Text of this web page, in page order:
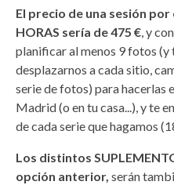
El precio de una sesión por
HORAS sería de 475 € , y
planificar al menos 9 fotos (y
desplazarnos a cada sitio,
serie de fotos) para hacerlas
Madrid (o en tu casa...), y te
de cada serie que hagamos
Los distintos
opción anterior, serán